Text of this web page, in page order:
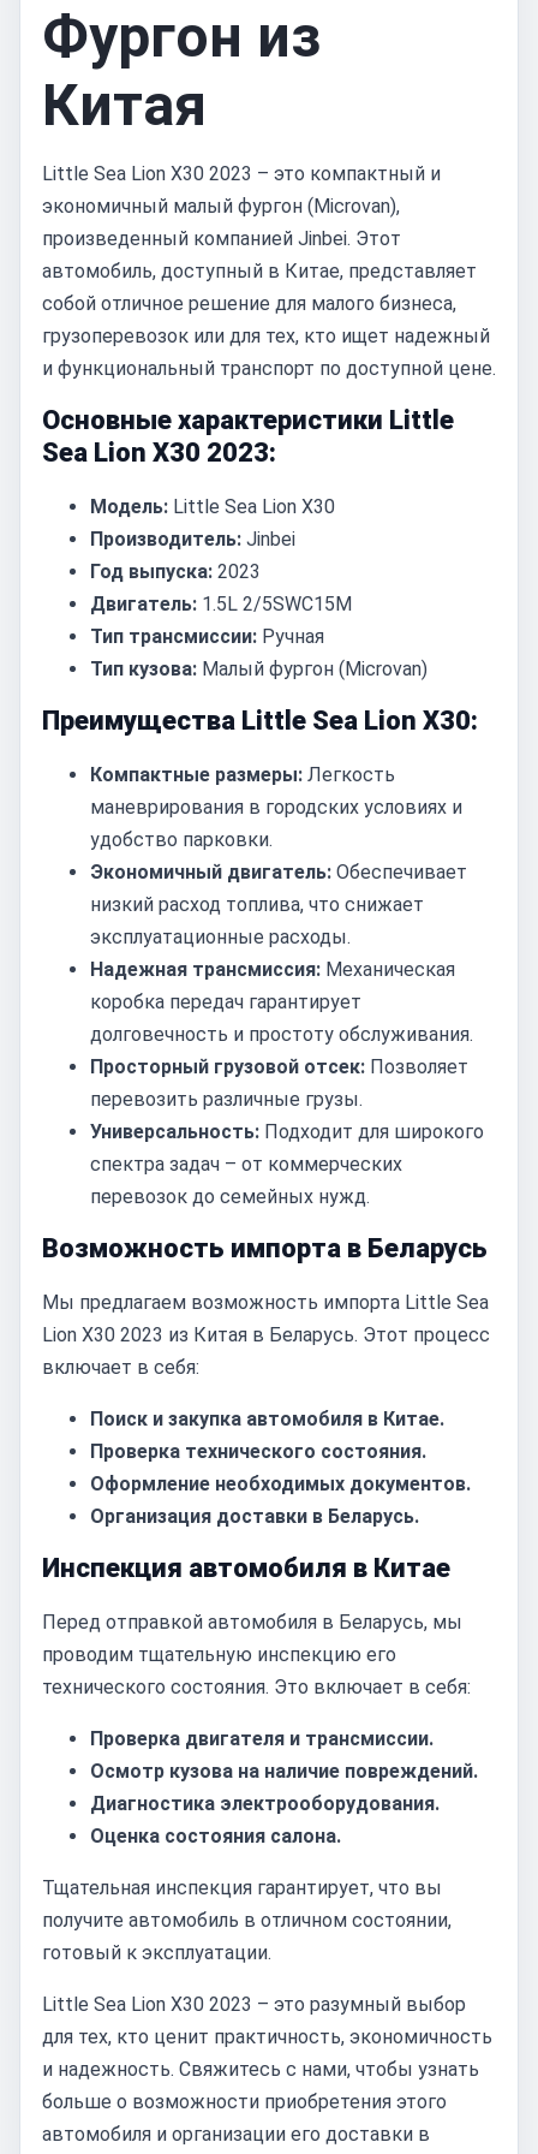
Фургон из
Китая
Little Sea Lion X30 2023 – это компактный и
экономичный малый фургон (Microvan),
произведенный компанией Jinbei. Этот
автомобиль, доступный в Китае, представляет
собой отличное решение для малого бизнеса,
грузоперевозок или для тех, кто ищет надежный
и функциональный транспорт по доступной цене.
Основные характеристики Little
Sea Lion X30 2023:
Модель: Little Sea Lion X30
Производитель: Jinbei
Год выпуска: 2023
Двигатель: 1.5L 2/5SWC15M
Тип трансмиссии: Ручная
Тип кузова: Малый фургон (Microvan)
Преимущества Little Sea Lion X30:
Компактные размеры: Легкость
маневрирования в городских условиях и
удобство парковки.
Экономичный двигатель: Обеспечивает
низкий расход топлива, что снижает
эксплуатационные расходы.
Надежная трансмиссия: Механическая
коробка передач гарантирует
долговечность и простоту обслуживания.
Просторный грузовой отсек: Позволяет
перевозить различные грузы.
Универсальность: Подходит для широкого
спектра задач – от коммерческих
перевозок до семейных нужд.
Возможность импорта в Беларусь
Мы предлагаем возможность импорта Little Sea
Lion X30 2023 из Китая в Беларусь. Этот процесс
включает в себя:
Поиск и закупка автомобиля в Китае.
Проверка технического состояния.
Оформление необходимых документов.
Организация доставки в Беларусь.
Инспекция автомобиля в Китае
Перед отправкой автомобиля в Беларусь, мы
проводим тщательную инспекцию его
технического состояния. Это включает в себя:
Проверка двигателя и трансмиссии.
Осмотр кузова на наличие повреждений.
Диагностика электрооборудования.
Оценка состояния салона.
Тщательная инспекция гарантирует, что вы
получите автомобиль в отличном состоянии,
готовый к эксплуатации.
Little Sea Lion X30 2023 – это разумный выбор
для тех, кто ценит практичность, экономичность
и надежность. Свяжитесь с нами, чтобы узнать
больше о возможности приобретения этого
автомобиля и организации его доставки в